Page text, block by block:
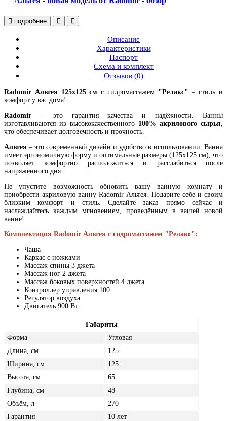
подробнее
Описание
Характеристики
Паспорт
Схема и комплект
Отзывов (0)
Radomir Альтея 125x125 см с гидромассажем"Релакс" – стиль и
комфорт у вас дома!
Radomir – это гарантия качества и надёжности. Ванны
изготавливаются из высококачественного 100% акрилового сырья
что обеспечивает долговечность и прочность.
Альтея – это современный дизайн и удобство в использовании. Ванна
имеет эргономичную форму и оптимальные размеры (125х125 см), что
позволяет комфортно расположиться и расслабиться после
напряжённого дня.
Не упустите возможность обновить вашу ванную комнату и
приобрести акриловую ванну Radomir Альтея. Подарите себе и своим
близким комфорт и стиль. Сделайте заказ прямо сейчас и
наслаждайтесь каждым мгновением, проведённым в вашей новой
ванне!
Комплектация Radomir Альтея с гидромассажем "Релакс":
Чаша
Каркас с ножками
Массаж спины 3 джета
Массаж ног 2 джета
Массаж боковых поверхностей 4 джета
Контроллер управления 100
Регулятор воздуха
Двигатель 900 Вт
Габариты
Форма
Угловая
Длина, см
125
Ширина, см
125
Высота, см
65
Глубина, см
48
Объём, л
270
Гарантия
10 лет